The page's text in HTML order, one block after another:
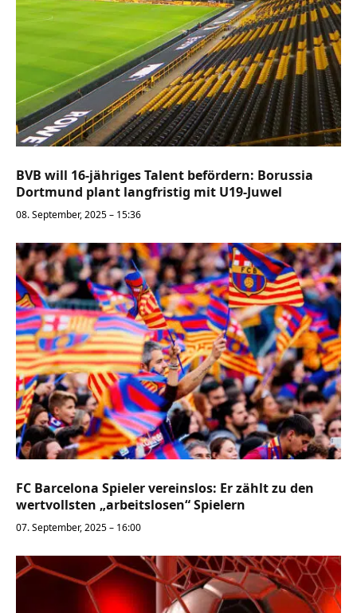
BVB will 16-jähriges Talent befördern: Borussia
Dortmund plant langfristig mit U19-Juwel
08. September, 2025 – 15:36
FC Barcelona Spieler vereinslos: Er zählt zu den
wertvollsten „arbeitslosen“ Spielern
07. September, 2025 – 16:00